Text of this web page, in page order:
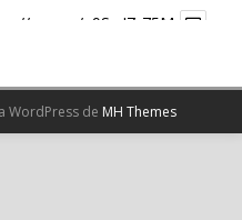
wp.me/p9SwIZ-75M
más
WordPress de MH Themes